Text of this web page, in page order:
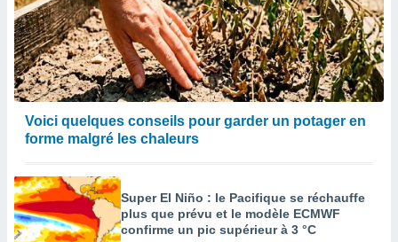
Voici quelques conseils pour garder un potager en
forme malgré les chaleurs
Super El Niño : le Pacifique se réchauffe
plus que prévu et le modèle ECMWF
confirme un pic supérieur à 3 °C